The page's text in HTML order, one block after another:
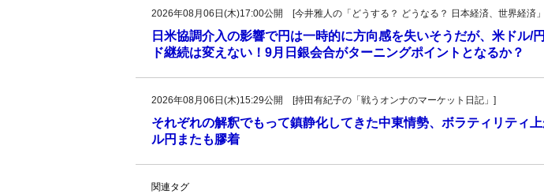
2026年08月06日(木)17:00公開 [今井雅人の「どうする？ どうなる？ 日本経済、世界経済
日米協調介入の影響で円は一時的に方向感を失いそうだが、米ドル/
ド継続は変えない！9月日銀会合がターニングポイントとなるか？
2026年08月06日(木)15:29公開 [持田有紀子の「戦うオンナのマーケット日記」]
それぞれの解釈でもって鎮静化してきた中東情勢、ボラティリティ
ル円またも膠着
関連タグ